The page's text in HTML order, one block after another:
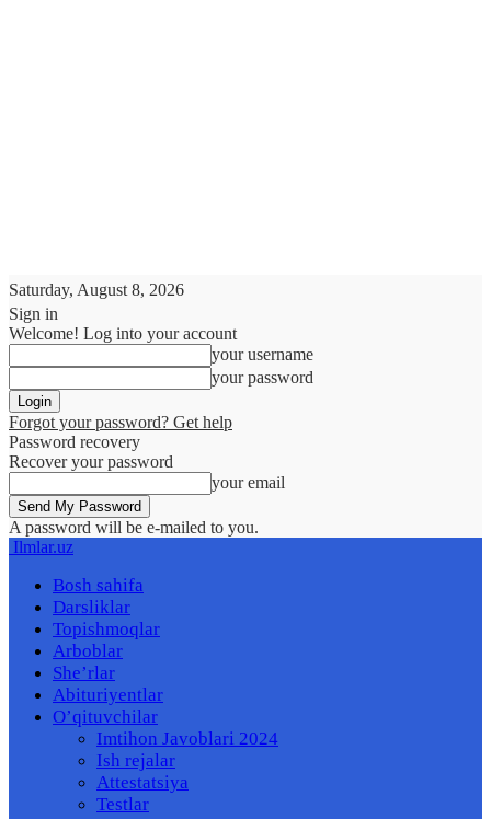
Saturday, August 8, 2026
Sign in
Welcome! Log into your account
your username
your password
Forgot your password? Get help
Password recovery
Recover your password
your email
A password will be e-mailed to you.
Ilmlar.uz
Bosh sahifa
Darsliklar
Topishmoqlar
Arboblar
She’rlar
Abituriyentlar
O’qituvchilar
Imtihon Javoblari 2024
Ish rejalar
Attestatsiya
Testlar